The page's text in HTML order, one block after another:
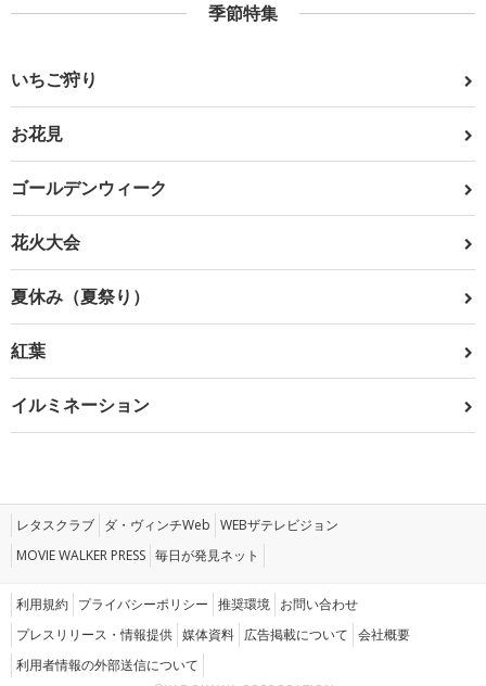
季節特集
いちご狩り
お花見
ゴールデンウィーク
花火大会
夏休み（夏祭り）
紅葉
イルミネーション
レタスクラブ ダ・ヴィンチWeb WEBザテレビジョン
MOVIE WALKER PRESS 毎日が発見ネット
利用規約 プライバシーポリシー 推奨環境 お問い合わせ
プレスリリース・情報提供 媒体資料 広告掲載について 会社概要
利用者情報の外部送信について